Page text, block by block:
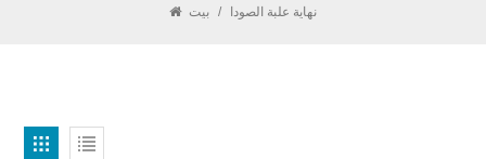
/ نهاية علبة الصودا